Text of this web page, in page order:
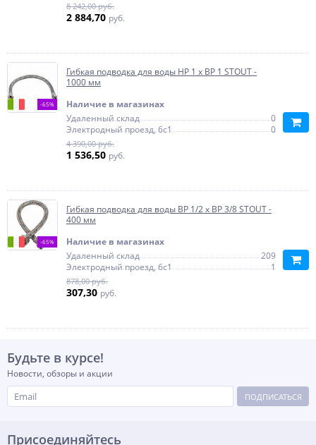
8 242,00 руб.
2 884,70 руб.
-65%
Гибкая подводка для воды НР 1 х ВР 1 STOUT -
1000 мм
Наличие в магазинах
Удаленный склад
0
Электродный проезд, 6с1
0
4 390,00 руб.
1 536,50 руб.
-65%
Гибкая подводка для воды ВР 1/2 х ВР 3/8 STOUT -
400 мм
Наличие в магазинах
Удаленный склад
209
Электродный проезд, 6с1
1
878,00 руб.
307,30 руб.
Будьте в курсе!
Новости, обзоры и акции
ПОДПИСАТЬСЯ
Присоединяйтесь